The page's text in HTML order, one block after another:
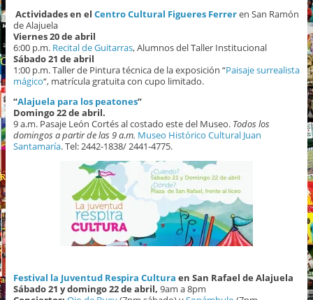
Actividades en el Centro Cultural Figueres Ferreren San Ramón
de Alajuela
Viernes 20 de abril
6:00 p.m. Recital de Guitarras, Alumnos del Taller Institucional
Sábado 21 de abril
1:00 p.m. Taller de Pintura técnica de la exposición “Paisaje surrealista
mágico“, matrícula gratuita con cupo limitado.
“Alajuela para los peatones”
Domingo 22 de abril.
9 a.m. Pasaje León Cortés al costado este del Museo. Todos los
domingos a partir de las 9 a.m. Museo Histórico Cultural Juan
Santamaría. Tel: 2442-1838/ 2441-4775.
Festival la Juventud Respira Cultura en San Rafael de Alajuela
Sábado 21 y domingo 22 de abril, 9am a 8pm